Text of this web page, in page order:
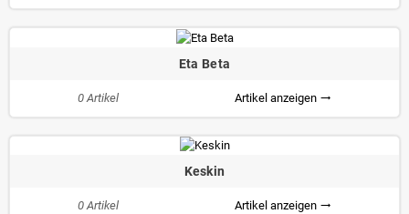
Eta Beta
0 Artikel Artikel anzeigen trending_flat
Keskin
0 Artikel Artikel anzeigen trending_flat